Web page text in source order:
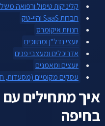
קליניקות טיפול ורפואה
חברות SaaS והיי-טק
חנויות איקומרס
יועצי נדל"ן ומתווכים
אדריכלים ומעצבי פנים
יועצים ומאמנים
עסקים מקומיים (מסעדות,
איך מתחילים
בחיפה